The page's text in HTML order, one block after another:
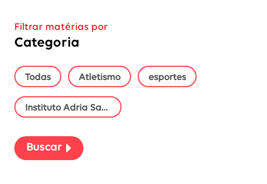
Filtrar matérias por
Categoria
Todasas categorias
Atletismo esportes
Instituto Adria Santos
Buscar